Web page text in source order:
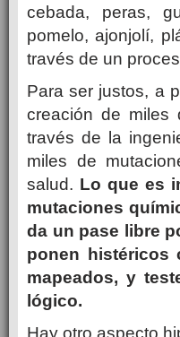
cebada, peras,
pomelo, ajonjolí,
través de un
Para ser justos, a
creación de miles
través de la
miles de
salud. Lo que es
mutaciones
da un pase libre
ponen histéricos
mapeados, y
lógico.